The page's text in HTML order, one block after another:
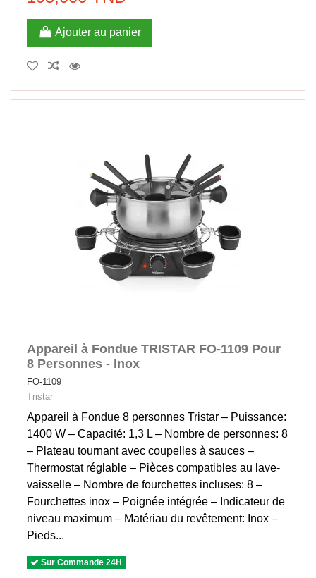
Ajouter au panier
Appareil à Fondue TRISTAR FO-1109 Pour
8 Personnes - Inox
FO-1109
Tristar
Appareil à Fondue 8 personnes Tristar – Puissance:
1400 W – Capacité: 1,3 L – Nombre de personnes: 8
– Plateau tournant avec coupelles à sauces –
Thermostat réglable – Pièces compatibles au lave-
vaisselle – Nombre de fourchettes incluses: 8 –
Fourchettes inox – Poignée intégrée – Indicateur de
niveau maximum – Matériau du revêtement: Inox –
Pieds...
Sur Commande 24H